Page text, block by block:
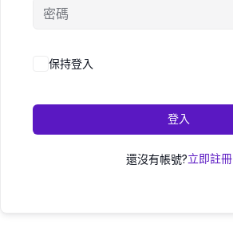
保持登入
登入
還沒有帳號?立即註冊